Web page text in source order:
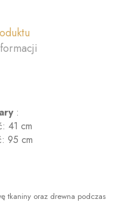
:
41 cm
95 cm
tkaniny oraz drewna podczas